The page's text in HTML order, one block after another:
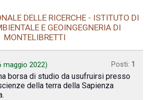
DELLE RICERCHE - ISTITUTO DI
E GEOINGEGNERIA DI
MONTELIBRETTI
maggio 2022) Posti: 1
borsa di studio da usufruirsi presso
della terra della Sapienza